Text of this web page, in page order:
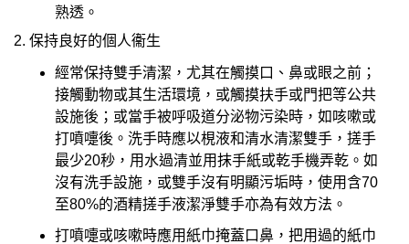
熟透。
2. 保持良好的個人衞生
經常保持雙手清潔，尤其在觸摸口、鼻或眼之前；
接觸動物或其生活環境，或觸摸扶手或門把等公共
設施後；或當手被呼吸道分泌物污染時，如咳嗽或
打噴嚏後。洗手時應以梘液和清水清潔雙手，搓手
最少20秒，用水過清並用抹手紙或乾手機弄乾。如
沒有洗手設施，或雙手沒有明顯污垢時，使用含70
至80%的酒精搓手液潔淨雙手亦為有效方法。
打噴嚏或咳嗽時應用紙巾掩蓋口鼻，把用過的紙巾